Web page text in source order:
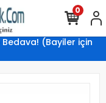
Bedava! (Bayiler için
0